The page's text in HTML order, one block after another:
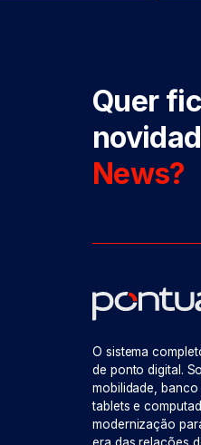
Quer
News?
O sistema
de ponto digital.
mobilidade, banco
tablets e
modernização